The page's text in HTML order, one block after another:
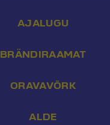
AJALUGU
BRÄNDIRAAMAT
ORAVAVÕRK
ALDE